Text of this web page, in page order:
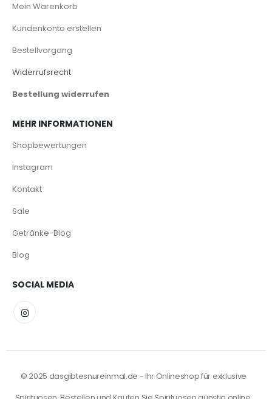
Mein Warenkorb
Kundenkonto erstellen
Bestellvorgang
Widerrufsrecht
Bestellung widerrufen
MEHR INFORMATIONEN
Shopbewertungen
Instagram
Kontakt
Sale
Getränke-Blog
Blog
SOCIAL MEDIA
© 2025 dasgibtesnureinmal.de - Ihr Onlineshop für exklusive